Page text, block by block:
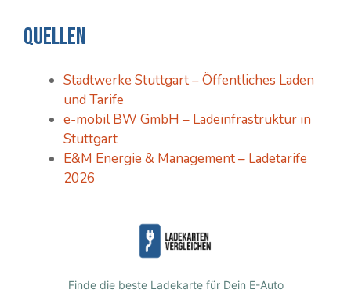
Quellen
Stadtwerke Stuttgart – Öffentliches Laden
und Tarife
e-mobil BW GmbH – Ladeinfrastruktur in
Stuttgart
E&M Energie & Management – Ladetarife
2026
Finde die beste Ladekarte für Dein E-Auto